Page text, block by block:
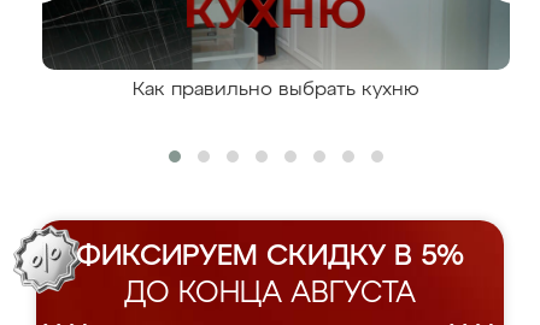
Как правильно выбрать кухню
ФИКСИРУЕМ СКИДКУ В 5%
ДО КОНЦА АВГУСТА